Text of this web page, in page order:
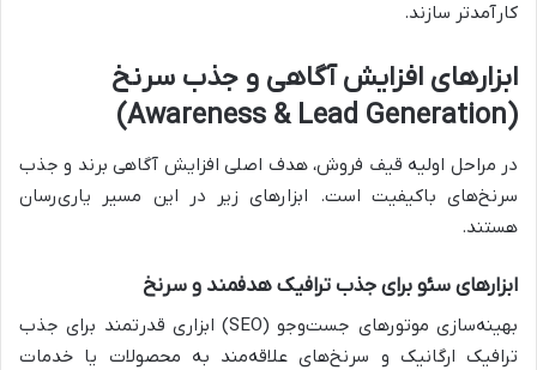
کارآمدتر سازند.
ابزارهای افزایش آگاهی و جذب سرنخ
(Awareness & Lead Generation)
در مراحل اولیه قیف فروش، هدف اصلی افزایش آگاهی برند و جذب
سرنخ‌های باکیفیت است. ابزارهای زیر در این مسیر یاری‌رسان
هستند.
ابزارهای سئو برای جذب ترافیک هدفمند و سرنخ
بهینه‌سازی موتورهای جست‌وجو (SEO) ابزاری قدرتمند برای جذب
ترافیک ارگانیک و سرنخ‌های علاقه‌مند به محصولات یا خدمات